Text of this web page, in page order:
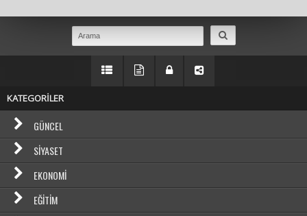
KATEGORİLER
GÜNCEL
SIYASET
EKONOMI
EĞITIM